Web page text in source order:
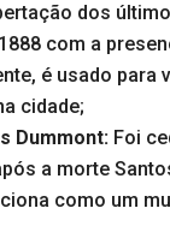
dos
com a
é usado para
cidade;
Dummont: Foi
a morte
como um